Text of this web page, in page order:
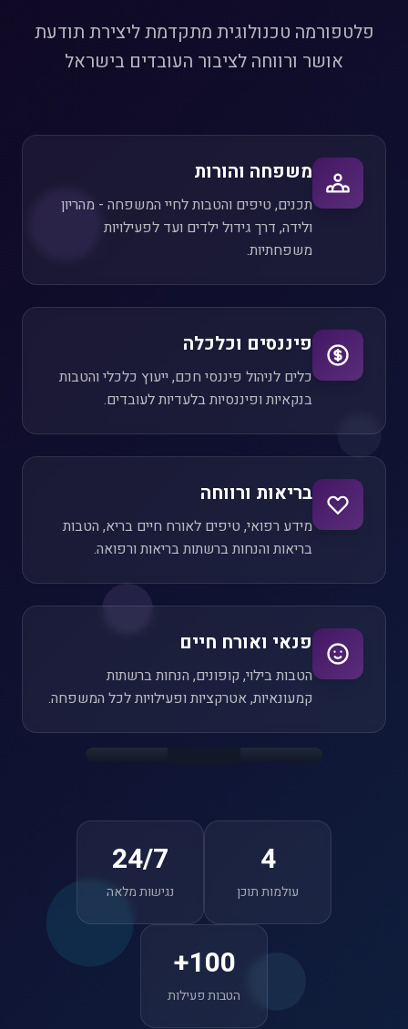
פלטפורמה טכנולוגית מתקדמת ליצירת תודעת
אושר ורווחה לציבור העובדים בישראל
משפחה והורות
תכנים, טיפים והטבות לחיי המשפחה - מהריון
ולידה, דרך גידול ילדים ועד לפעילויות
משפחתיות.
פיננסים וכלכלה
כלים לניהול פיננסי חכם, ייעוץ כלכלי והטבות
בנקאיות ופיננסיות בלעדיות לעובדים.
בריאות ורווחה
מידע רפואי, טיפים לאורח חיים בריא, הטבות
בריאות והנחות ברשתות בריאות ורפואה.
פנאי ואורח חיים
הטבות בילוי, קופונים, הנחות ברשתות
קמעונאיות, אטרקציות ופעילויות לכל המשפחה.
4
עולמות תוכן
24/7
נגישות מלאה
100+
הטבות פעילות